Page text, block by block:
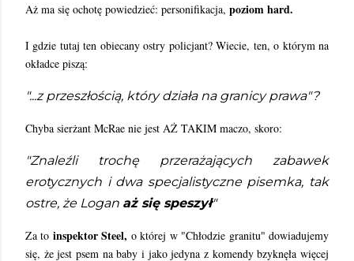
Aż ma się ochotę powiedzieć: personifikacja, poziom hard.
I gdzie tutaj ten obiecany ostry policjant? Wiecie, ten, o którym na
okładce piszą:
"...z przeszłością, który działa na granicy prawa"?
Chyba sierżant McRae nie jest AŻ TAKIM maczo, skoro:
"Znaleźli trochę przerażających zabawek
erotycznych i dwa specjalistyczne pisemka, tak
ostre, że Logan aż się speszył"
Za to inspektor Steel, o której w "Chłodzie granitu" dowiadujemy
się, że jest psem na baby i jako jedyna z komendy bzyknęła więcej